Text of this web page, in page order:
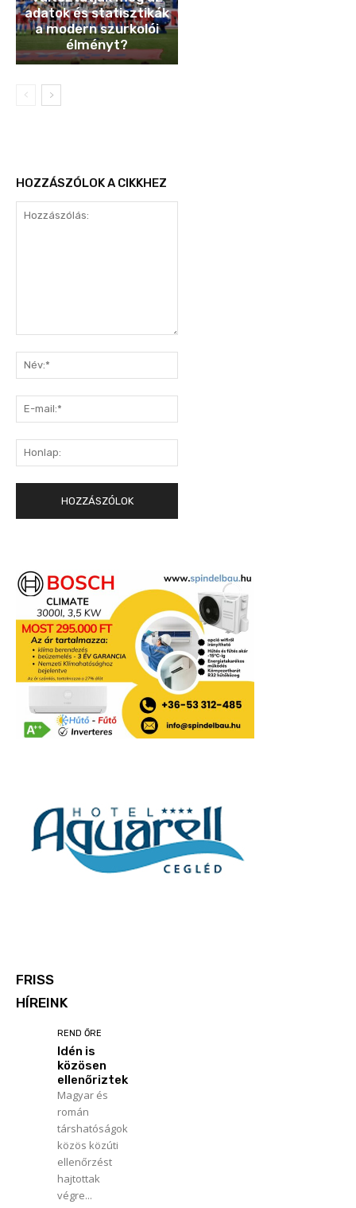
adatok és statisztikák
a modern szurkolói
élményt?
HOZZÁSZÓLOK A CIKKHEZ
mail:*
FRISS
HÍREINK
REND ŐRE
Idén is
közösen
ellenőriztek
Magyar és
román
társhatóságok
közös közúti
ellenőrzést
hajtottak
végre...